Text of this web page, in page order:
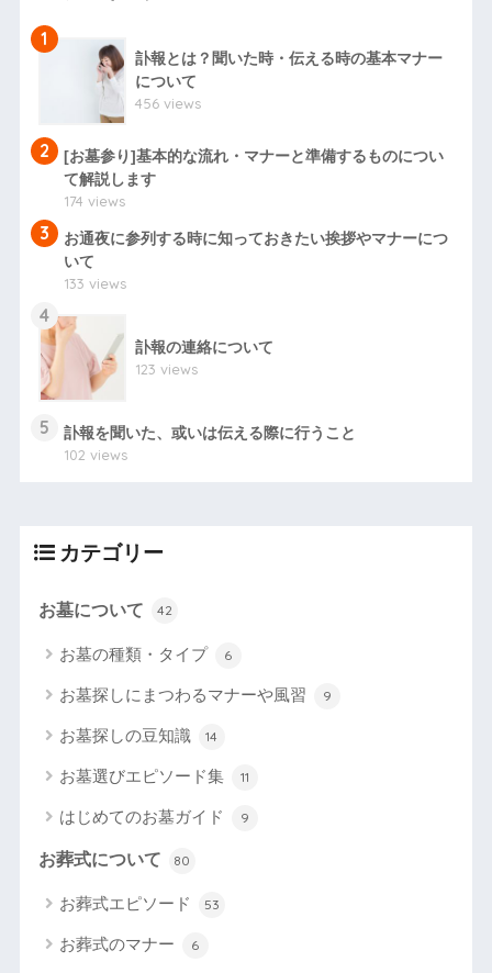
1
訃報とは？聞いた時・伝える時の基本マナー
について
456 views
2
[お墓参り]基本的な流れ・マナーと準備するものについ
て解説します
174 views
3
お通夜に参列する時に知っておきたい挨拶やマナーにつ
いて
133 views
4
訃報の連絡について
123 views
5
訃報を聞いた、或いは伝える際に行うこと
102 views
カテゴリー
お墓について 42
お墓の種類・タイプ 6
お墓探しにまつわるマナーや風習 9
お墓探しの豆知識 14
お墓選びエピソード集 11
はじめてのお墓ガイド 9
お葬式について 80
お葬式エピソード 53
お葬式のマナー 6